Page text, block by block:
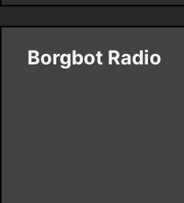
Borgbot Radio